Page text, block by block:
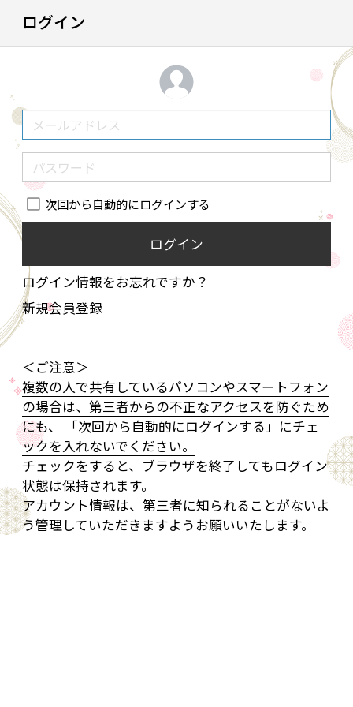
ログイン
次回から自動的にログインする
ログイン
ログイン情報をお忘れですか？
新規会員登録
＜ご注意＞
複数の人で共有しているパソコンやスマートフォン
の場合は、第三者からの不正なアクセスを防ぐため
にも、 「次回から自動的にログインする」にチェ
ックを入れないでください。
チェックをすると、ブラウザを終了してもログイン
状態は保持されます。
アカウント情報は、第三者に知られることがないよ
う管理していただきますようお願いいたします。